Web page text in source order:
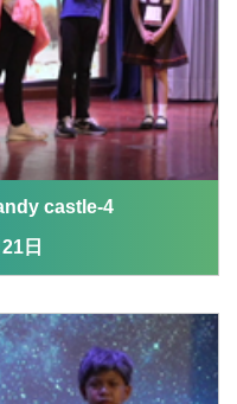
castle-4
日